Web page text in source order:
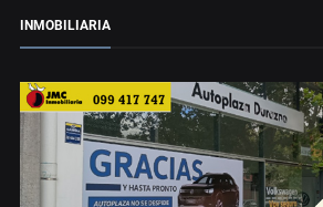
INMOBILIARIA